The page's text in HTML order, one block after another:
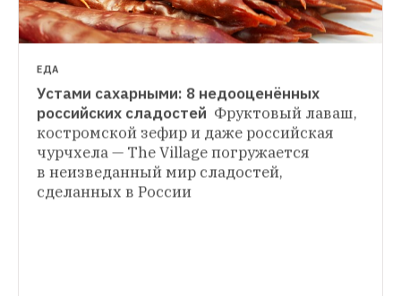
ШОРТ-ЛИСТ
Как выглядят углеводные бомбы
массового поражения
РЕЦЕПТЫ ШЕФОВ
От пудинга до имбирных пряников
Рецепты традиционных новогодних
сладостей
ЕДА
Устами сахарными: 8 недооценённых
российских сладостей Фруктовый лаваш,
костромской зефир и даже российская
чурчхела — The Village погружается
в неизведанный мир сладостей,
сделанных в России